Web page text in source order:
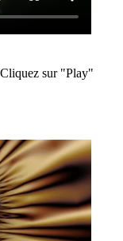
sur "Play"